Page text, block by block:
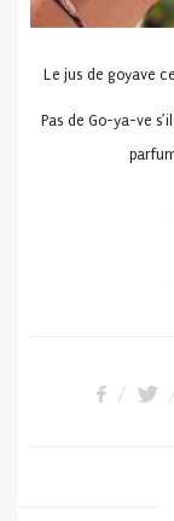
Le jus de goyave
Pas de Go-ya-ve